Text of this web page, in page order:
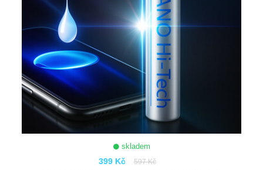
skladem
399 Kč 597 Kč